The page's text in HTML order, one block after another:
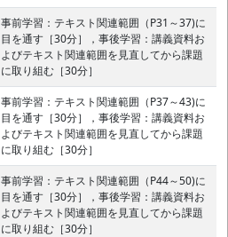
事前学習：テキスト関連範囲（P31～37)に
目を通す［30分］，事後学習：講義資料お
よびテキスト関連範囲を見直してから課題
に取り組む［30分］
事前学習：テキスト関連範囲（P37～43)に
目を通す［30分］，事後学習：講義資料お
よびテキスト関連範囲を見直してから課題
に取り組む［30分］
事前学習：テキスト関連範囲（P44～50)に
目を通す［30分］，事後学習：講義資料お
よびテキスト関連範囲を見直してから課題
に取り組む［30分］